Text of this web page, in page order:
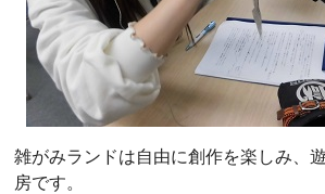
雑がみランドは自由に創作を楽しみ、
房です。